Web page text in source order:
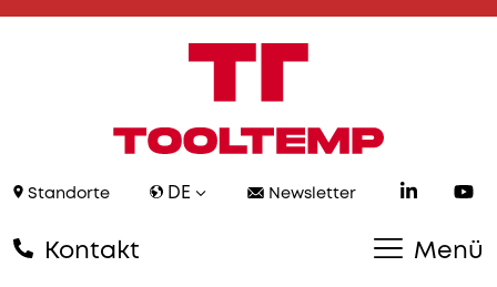
Standorte DE Newsletter
Kontakt Menü